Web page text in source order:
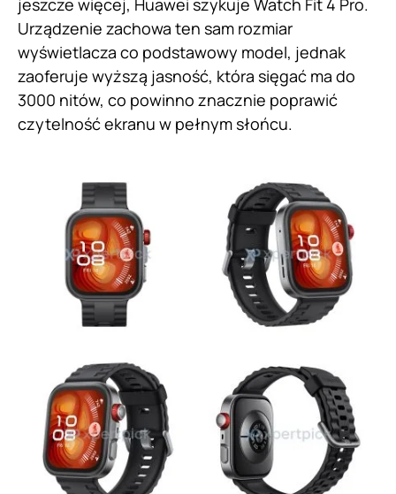
Urządzenie zachowa ten sam rozmiar
wyświetlacza co podstawowy model, jednak
zaoferuje wyższą jasność, która sięgać ma do
3000 nitów, co powinno znacznie poprawić
czytelność ekranu w pełnym słońcu.